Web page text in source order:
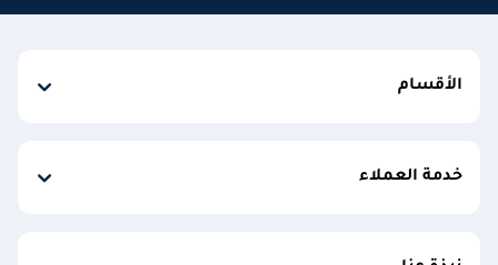
الأقسام
خدمة العملاء